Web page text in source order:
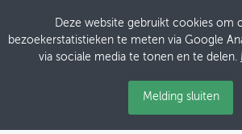
Deze website gebruikt cookies om
bezoekerstatistieken te meten via Google
via sociale media te tonen en te delen.
Melding sluiten